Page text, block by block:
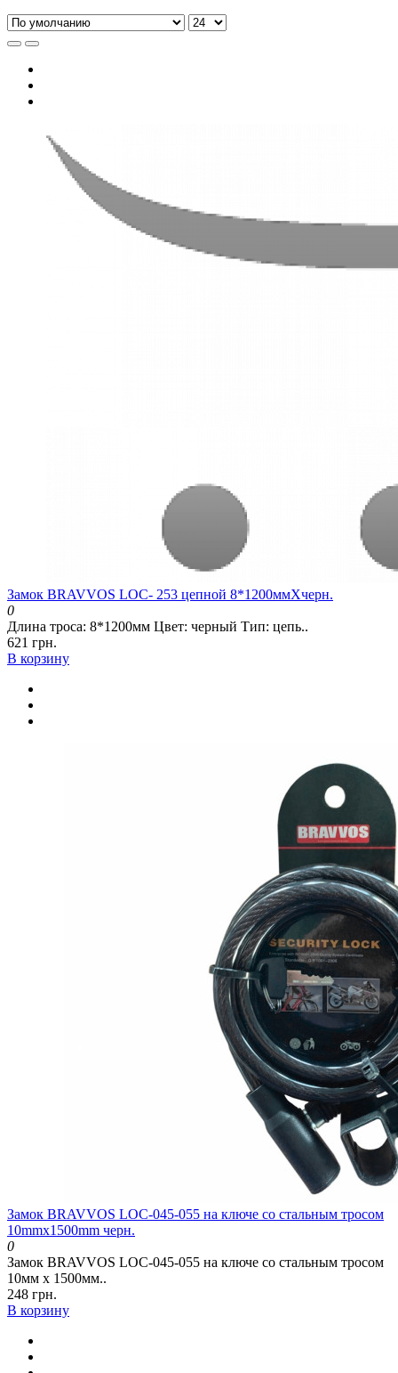
Замок BRAVVOS LOC- 253 цепной 8*1200ммXчерн.
0
Длина троса: 8*1200мм Цвет: черный Тип: цепь..
621 грн.
В корзину
Замок BRAVVOS LOC-045-055 на ключе со стальным тросом
10mmх1500mm черн.
0
Замок BRAVVOS LOC-045-055 на ключе со стальным тросом
10мм х 1500мм..
248 грн.
В корзину